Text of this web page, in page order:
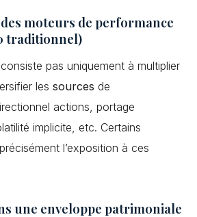
moteurs de performance
traditionnel)
pas uniquement à multiplier
les sources de
actions, portage
implicite, etc. Certains
l’exposition à ces
une enveloppe patrimoniale